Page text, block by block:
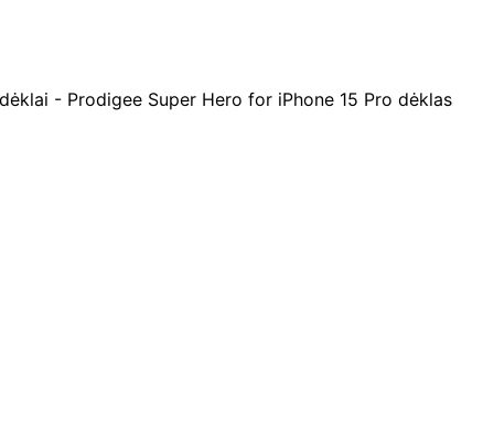
- Prodigee Super Hero for iPhone 15 Pro dėklas